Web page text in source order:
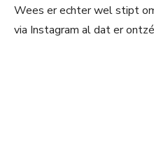
Wees er echter wel stipt
via Instagram al dat er